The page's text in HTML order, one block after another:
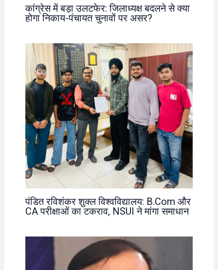
कांग्रेस में बड़ा उलटफेर: जिलाध्यक्ष बदलने से क्या
होगा निकाय-पंचायत चुनावों पर असर?
पंडित रविशंकर शुक्ल विश्वविद्यालय: B.Com और
CA परीक्षाओं का टकराव, NSUI ने मांगा समाधान